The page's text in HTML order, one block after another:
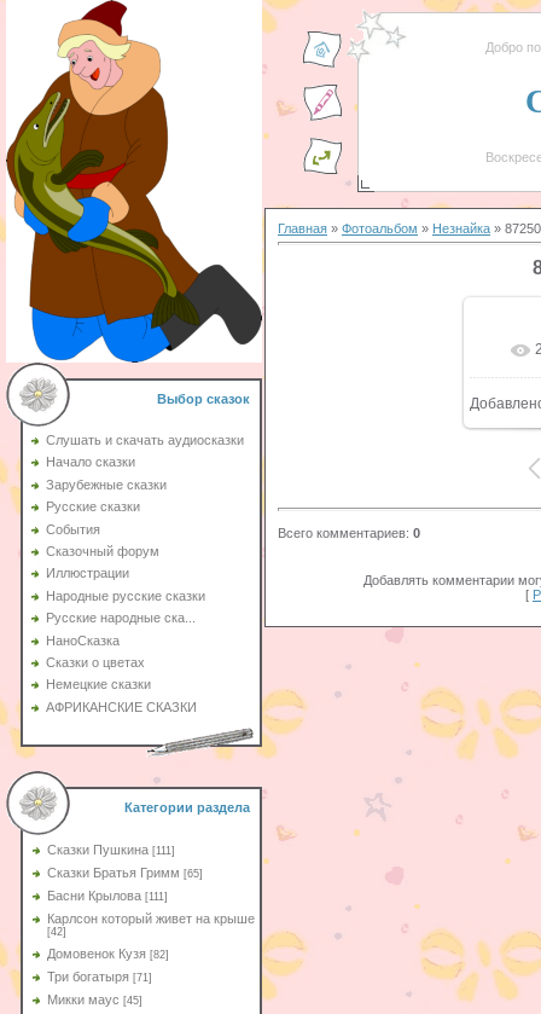
Выбор сказок
Слушать и скачать аудиосказки
Начало сказки
Зарубежные сказки
Русские сказки
События
Сказочный форум
Иллюстрации
Народные русские сказки
Русские народные ска...
НаноСказка
Сказки о цветах
Немецкие сказки
АФРИКАНСКИЕ СКАЗКИ
Категории раздела
Сказки Пушкина [111]
Сказки Братья Гримм [65]
Басни Крылова [111]
Карлсон который живет на крыше
[42]
Домовенок Кузя [82]
Три богатыря [71]
Микки маус [45]
Добро
Главная » Фотоальбом » Незнайка »
Всего комментариев: 0
Добавлять комментарии
[